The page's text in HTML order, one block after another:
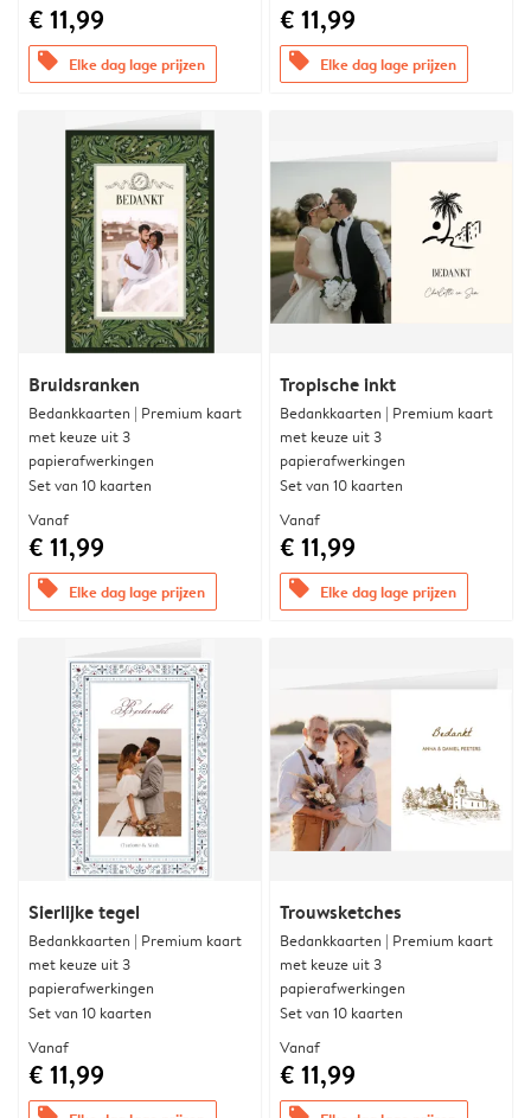
€ 11,99
offers Elke dag lage prijzen
€ 11,99
offers Elke dag lage prijzen
Bruidsranken
Bedankkaarten | Premium kaart
met keuze uit 3
papierafwerkingen
Set van 10 kaarten
Vanaf
€ 11,99
offers Elke dag lage prijzen
Tropische inkt
Bedankkaarten | Premium kaart
met keuze uit 3
papierafwerkingen
Set van 10 kaarten
Vanaf
€ 11,99
offers Elke dag lage prijzen
Sierlijke tegel
Bedankkaarten | Premium kaart
met keuze uit 3
papierafwerkingen
Set van 10 kaarten
Vanaf
€ 11,99
Trouwsketches
Bedankkaarten | Premium kaart
met keuze uit 3
papierafwerkingen
Set van 10 kaarten
Vanaf
€ 11,99